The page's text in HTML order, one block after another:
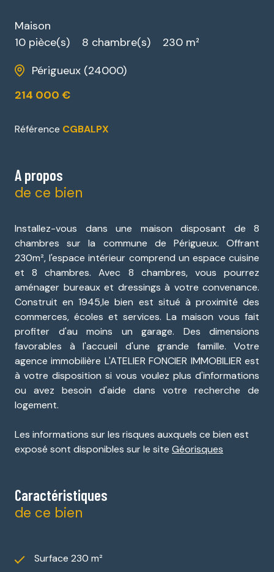
Maison
10 pièce(s)
8 chambre(s)
230 m²
Périgueux (24000)
214 000 €
Référence CGBALPX
A propos
de ce bien
Installez-vous dans une maison disposant de 8
chambres sur la commune de Périgueux. Offrant
230m², l'espace intérieur comprend un espace cuisine
et 8 chambres. Avec 8 chambres, vous pourrez
aménager bureaux et dressings à votre convenance.
Construit en 1945,le bien est situé à proximité des
commerces, écoles et services. La maison vous fait
profiter d'au moins un garage. Des dimensions
favorables à l'accueil d'une grande famille. Votre
agence immobilière L'ATELIER FONCIER IMMOBILIER est
à votre disposition si vous voulez plus d'informations
ou avez besoin d'aide dans votre recherche de
logement.
Les informations sur les risques auxquels ce bien est
exposé sont disponibles sur le site Géorisques
Caractéristiques
de ce bien
Surface 230 m²